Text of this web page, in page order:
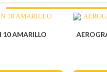
10 AMARILLO